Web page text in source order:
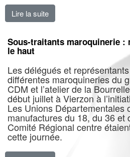
Lire la suite
Sous-traitants maroquinerie :
le haut
Les délégués et
différentes maroquineries du
CDM et l’atelier de la
début juillet à Vierzon à
Les Unions Départementales
manufactures du 18, du 36 et
Comité Régional centre
cette journée.